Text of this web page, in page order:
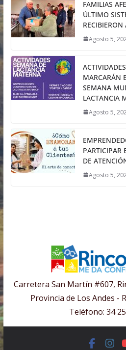
FAMILIAS
ÚLTIMO
RECIBIERON
Agosto 5,
MARCARÁN
SEMANA
LACTANCIA
Agosto 5,
PARTICIPAR
DE
Agosto 5,
Carretera San Martín #607,
Provincia de Los Andes -
Teléfono: 34